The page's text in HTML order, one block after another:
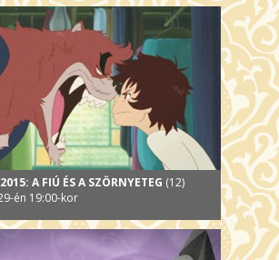
A FIÚ ÉS A SZÖRNYETEG (12)
én 19:00-kor